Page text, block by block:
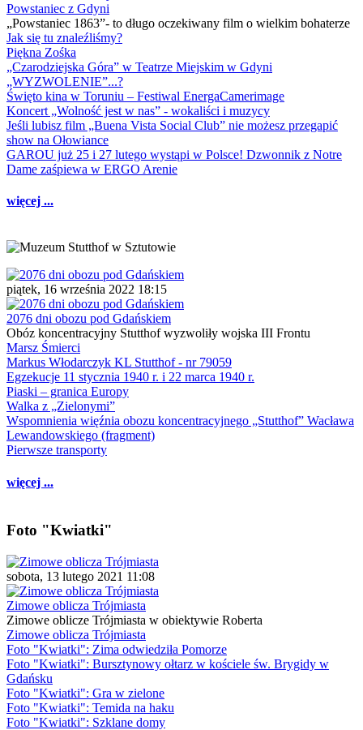
Powstaniec z Gdyni
„Powstaniec 1863”- to długo oczekiwany film o wielkim bohaterze
Jak się tu znaleźliśmy?
Piękna Zośka
„Czarodziejska Góra” w Teatrze Miejskim w Gdyni
„WYZWOLENIE”...?
Święto kina w Toruniu – Festiwal EnergaCamerimage
Koncert „Wolność jest w nas” - wokaliści i muzycy
Jeśli lubisz film „Buena Vista Social Club” nie możesz przegapić
show na Ołowiance
GAROU już 25 i 27 lutego wystąpi w Polsce! Dzwonnik z Notre
Dame zaśpiewa w ERGO Arenie
więcej ...
piątek, 16 września 2022 18:15
2076 dni obozu pod Gdańskiem
Obóz koncentracyjny Stutthof wyzwoliły wojska III Frontu
Marsz Śmierci
Markus Włodarczyk KL Stutthof - nr 79059
Egzekucje 11 stycznia 1940 r. i 22 marca 1940 r.
Piaski – granica Europy
Walka z „Zielonymi”
Wspomnienia więźnia obozu koncentracyjnego „Stutthof” Wacława
Lewandowskiego (fragment)
Pierwsze transporty
więcej ...
Foto "Kwiatki"
sobota, 13 lutego 2021 11:08
Zimowe oblicza Trójmiasta
Zimowe oblicze Trójmiasta w obiektywie Roberta
Zimowe oblicza Trójmiasta
Foto "Kwiatki": Zima odwiedziła Pomorze
Foto "Kwiatki": Bursztynowy ołtarz w kościele św. Brygidy w
Gdańsku
Foto "Kwiatki": Gra w zielone
Foto "Kwiatki": Temida na haku
Foto "Kwiatki": Szklane domy